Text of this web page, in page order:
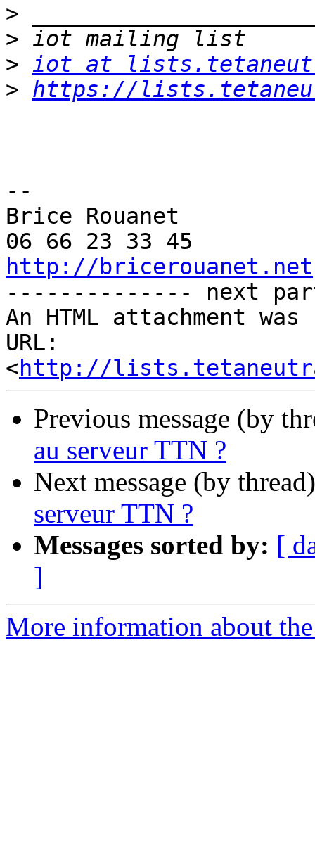
>
>
> iot at
> https://
--
Brice Rouanet
http://bricerouanet.net
-------------- next
An HTML attachment
URL:
<http://
Previous message (by
au serveur TTN ?
Next message (by
serveur TTN ?
Messages sorted by: [
]
More information about